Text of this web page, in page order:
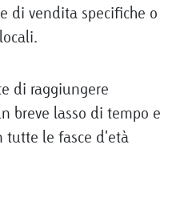
di vendita specifiche o
di raggiungere
breve lasso di tempo e
tutte le fasce d'età